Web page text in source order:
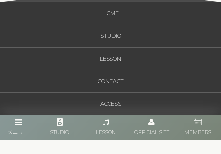
メニュー STUDIO LESSON OFFICIAL SITE MEMBERS
HOME
STUDIO
LESSON
CONTACT
ACCESS